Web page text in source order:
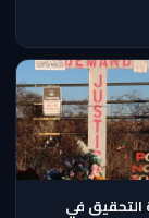
في